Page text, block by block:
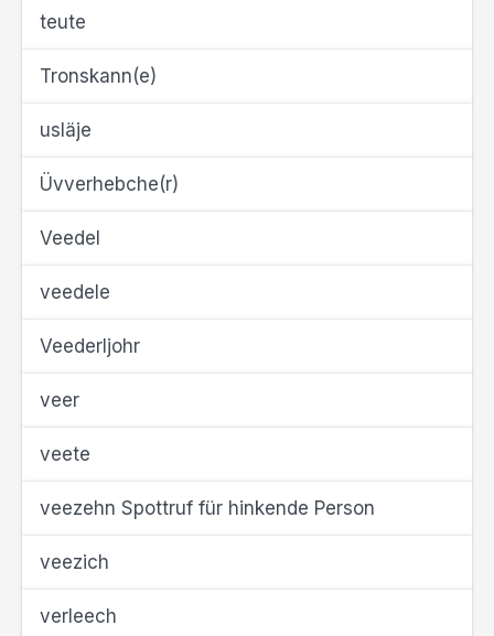
teute
Tronskann(e)
usläje
Üvverhebche(r)
Veedel
veedele
Veederljohr
veer
veete
veezehn Spottruf für hinkende Person
veezich
verleech